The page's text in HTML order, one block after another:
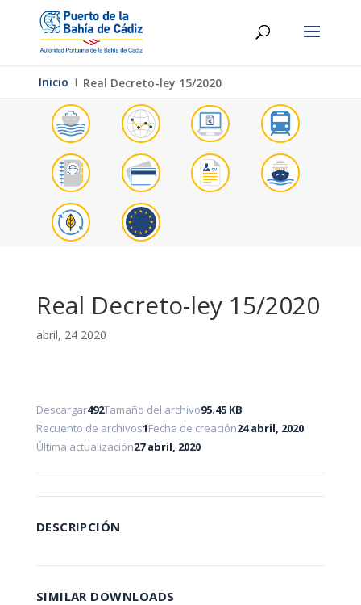
Inicio Ι Real Decreto-ley 15/2020
Real Decreto-ley 15/2020
abril, 24 2020
Descargar492Tamaño del archivo95.45 KB
Recuento de archivos1Fecha de creación24 abril, 2020
Última actualización27 abril, 2020
DESCRIPCIÓN
SIMILAR DOWNLOADS